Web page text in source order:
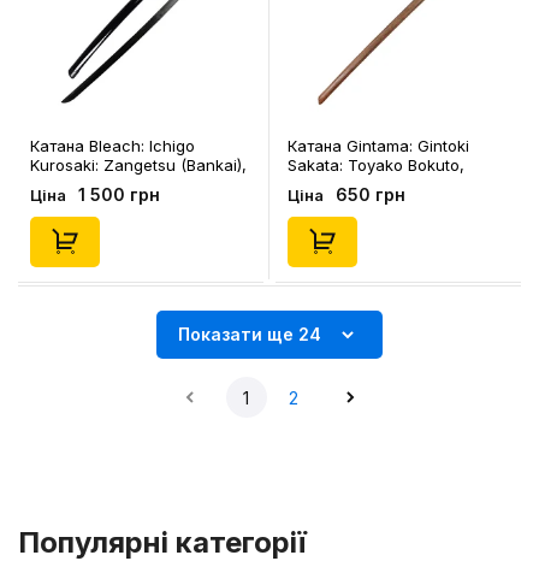
Катана Bleach: Ichigo
Kurosaki: Zangetsu (Bankai),
(129634)
Ціна 1 500 грн
Катана Gintama: Gintoki
Sakata: Toyako Bokuto,
(129636)
Ціна 650 грн
Показати ще 24
1 2
Популярні категорії